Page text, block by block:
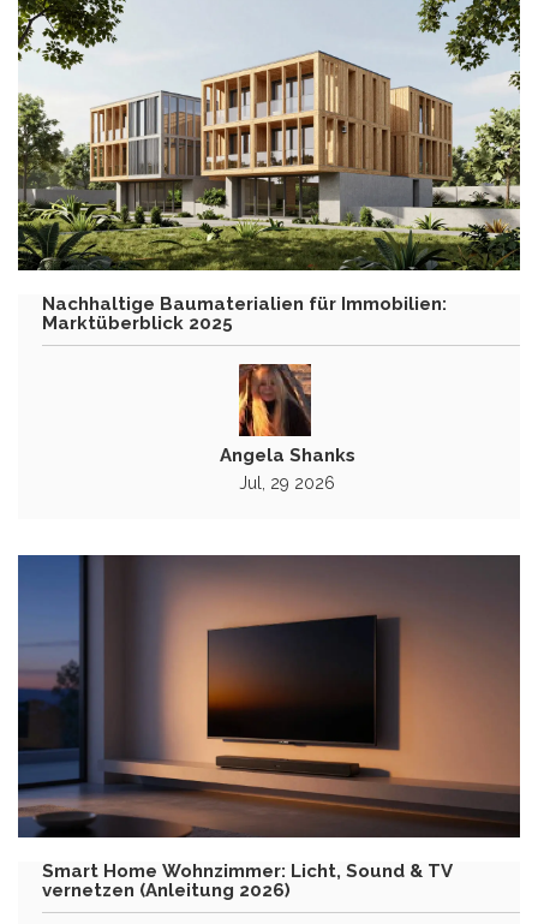
Nachhaltige Baumaterialien für Immobilien:
Marktüberblick 2025
Angela Shanks
Jul, 29 2026
Smart Home Wohnzimmer: Licht, Sound & TV
vernetzen (Anleitung 2026)